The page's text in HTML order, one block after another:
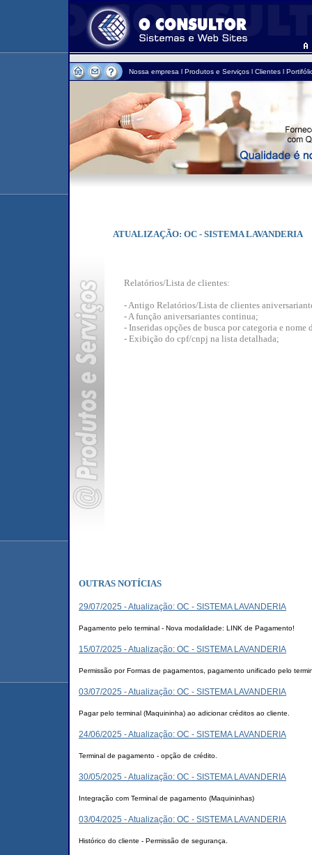
Nossa empresa l Produtos e Serviços l Clientes l
ATUALIZAÇÃO: OC - SISTEMA LAVANDERIA
Relatórios/Lista de clientes:
- Antigo Relatórios/Lista de clientes
- A função aniversariantes continua;
- Inseridas opções de busca por categoria e nome
- Exibição do cpf/cnpj na lista detalhada;
OUTRAS NOTÍCIAS
29/07/2025 - Atualização: OC - SISTEMA LAVANDERIA
Pagamento pelo terminal - Nova modalidade: LINK de Pagamento!
15/07/2025 - Atualização: OC - SISTEMA LAVANDERIA
Permissão por Formas de pagamentos, pagamento unificado pelo
03/07/2025 - Atualização: OC - SISTEMA LAVANDERIA
Pagar pelo terminal (Maquininha) ao adicionar créditos ao cliente.
24/06/2025 - Atualização: OC - SISTEMA LAVANDERIA
Terminal de pagamento - opção de crédito.
30/05/2025 - Atualização: OC - SISTEMA LAVANDERIA
Integração com Terminal de pagamento (Maquininhas)
03/04/2025 - Atualização: OC - SISTEMA LAVANDERIA
Histórico do cliente - Permissão de segurança.